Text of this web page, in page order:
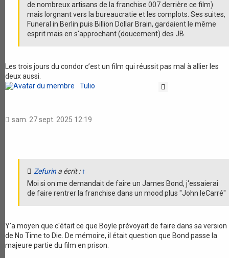
de nombreux artisans de la franchise 007 derrière ce film)
mais lorgnant vers la bureaucratie et les complots. Ses suites,
Funeral in Berlin puis Billion Dollar Brain, gardaient le même
esprit mais en s'approchant (doucement) des JB.
Les trois jours du condor c’est un film qui réussit pas mal à allier les
deux aussi.
Tulio
sam. 27 sept. 2025 12:19
Zefurin a écrit : ↑
Moi si on me demandait de faire un James Bond, j'essaierai
de faire rentrer la franchise dans un mood plus "John leCarré"
Y'a moyen que c'était ce que Boyle prévoyait de faire dans sa version
de No Time to Die. De mémoire, il était question que Bond passe la
majeure partie du film en prison.